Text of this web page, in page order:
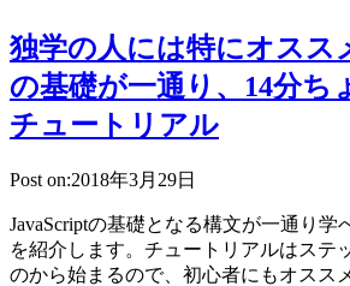
独学の人には特にオスス
の基礎が一通り、14分ち
チュートリアル
Post on:2018年3月29日
JavaScriptの基礎となる構文が一通り学
を紹介します。チュートリアルはステ
のから始まるので、初心者にもオスス